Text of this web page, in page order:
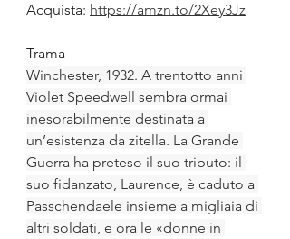
Acquista: https://amzn.to/2Xey3Jz
Trama
Winchester, 1932. A trentotto anni
Violet Speedwell sembra ormai
inesorabilmente destinata a
un’esistenza da zitella. La Grande
Guerra ha preteso il suo tributo: il
suo fidanzato, Laurence, è caduto a
Passchendaele insieme a migliaia di
altri soldati, e ora le «donne in